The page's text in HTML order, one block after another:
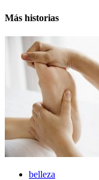
Más historias
belleza